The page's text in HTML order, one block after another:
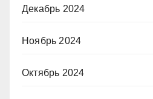
Декабрь 2024
Ноябрь 2024
Октябрь 2024